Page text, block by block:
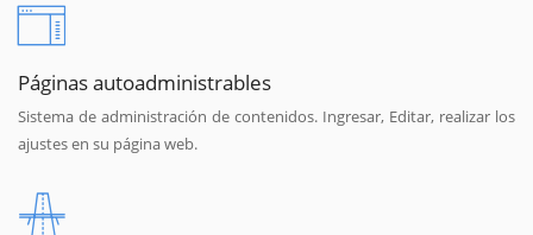
Páginas autoadministrables
Sistema de administración de contenidos. Ingresar, Editar, realizar los
ajustes en su página web.